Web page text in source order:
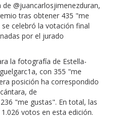
@juancarlosjimenezduran,
tras obtener 435 "me
celebró la votación final
por el jurado
la fotografía de Estella-
con 355 "me
posición ha correspondido
de
"me gustas". En total, las
votos en esta edición.